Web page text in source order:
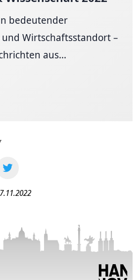
bedeutender
und Wirtschaftsstandort –
aus...